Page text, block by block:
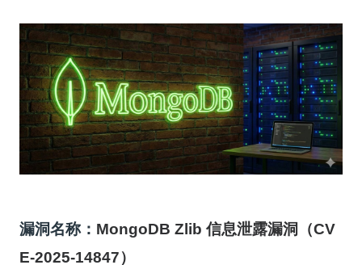
漏洞名称： MongoDB Zlib 信息泄露漏洞（CV
E-2025-14847）